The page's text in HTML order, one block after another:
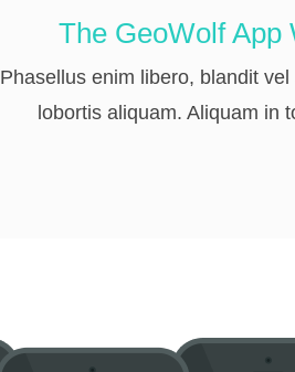
The GeoWolf App
Phasellus enim libero, blandit
lobortis aliquam. Aliquam in